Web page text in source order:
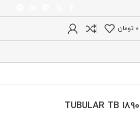
0 تومان